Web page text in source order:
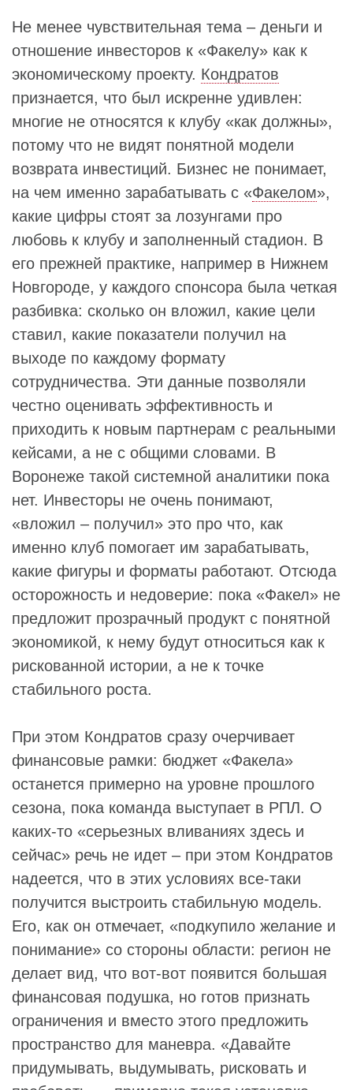
Не менее чувствительная тема – деньги и
отношение инвесторов к «Факелу» как к
экономическому проекту. Кондратов
признается, что был искренне удивлен:
многие не относятся к клубу «как должны»,
потому что не видят понятной модели
возврата инвестиций. Бизнес не понимает,
на чем именно зарабатывать с «Факелом»,
какие цифры стоят за лозунгами про
любовь к клубу и заполненный стадион. В
его прежней практике, например в Нижнем
Новгороде, у каждого спонсора была четкая
разбивка: сколько он вложил, какие цели
ставил, какие показатели получил на
выходе по каждому формату
сотрудничества. Эти данные позволяли
честно оценивать эффективность и
приходить к новым партнерам с реальными
кейсами, а не с общими словами. В
Воронеже такой системной аналитики пока
нет. Инвесторы не очень понимают,
«вложил – получил» это про что, как
именно клуб помогает им зарабатывать,
какие фигуры и форматы работают. Отсюда
осторожность и недоверие: пока «Факел» не
предложит прозрачный продукт с понятной
экономикой, к нему будут относиться как к
рискованной истории, а не к точке
стабильного роста.
При этом Кондратов сразу очерчивает
финансовые рамки: бюджет «Факела»
останется примерно на уровне прошлого
сезона, пока команда выступает в РПЛ. О
каких‑то «серьезных вливаниях здесь и
сейчас» речь не идет – при этом Кондратов
надеется, что в этих условиях все‑таки
получится выстроить стабильную модель.
Его, как он отмечает, «подкупило желание и
понимание» со стороны области: регион не
делает вид, что вот‑вот появится большая
финансовая подушка, но готов признать
ограничения и вместо этого предложить
пространство для маневра. «Давайте
придумывать, выдумывать, рисковать и